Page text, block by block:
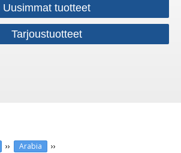
Uusimmat tuotteet
Tarjoustuotteet
›› Arabia ››